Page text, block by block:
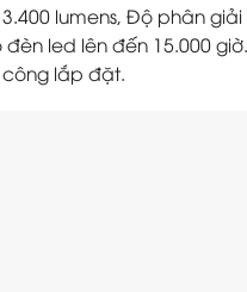
lumens, Độ phân
led lên đến 15.000
lắp đặt.